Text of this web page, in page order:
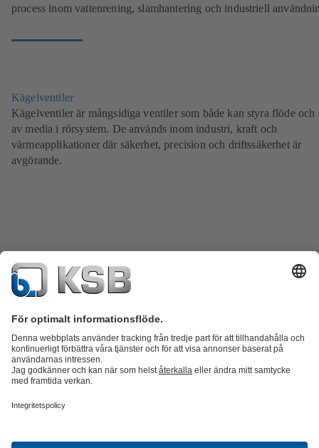
process inom vattenrening, slamhantering och industriell
Kägelventiler
Kägelventiler är mångsidiga ventiler som både kan styra flöde och
av media i rörsystem. De används inom industri, kraft och
värmeapplikationer där säkerhet, precision och driftssäkerhet är
avgörande.